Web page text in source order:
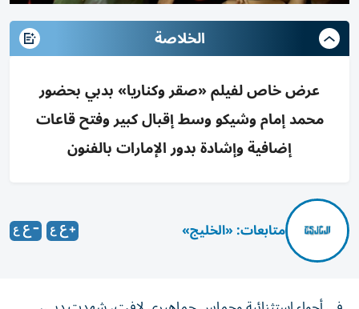
الخلاصة
عرض خاص لفيلم «صقر وكناريا» بدبي بحضور
محمد إمام وشيكو وسط إقبال كبير وفتح قاعات
إضافية وإشادة بدور الإمارات بالفنون
متابعات: «الخليج»